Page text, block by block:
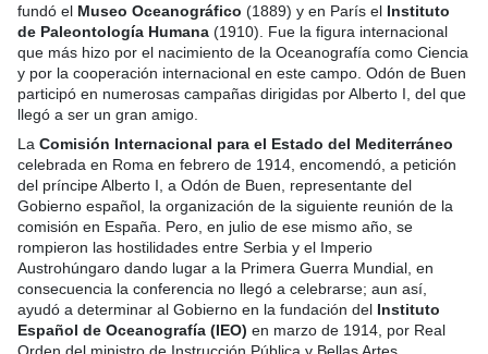
fundó el Museo Oceanográfico (1889) y en París el Instituto
de Paleontología Humana (1910). Fue la figura internacional
que más hizo por el nacimiento de la Oceanografía como Ciencia
y por la cooperación internacional en este campo. Odón de Buen
participó en numerosas campañas dirigidas por Alberto I, del que
llegó a ser un gran amigo.
La Comisión Internacional para el Estado del Mediterráneo
celebrada en Roma en febrero de 1914, encomendó, a petición
del príncipe Alberto I, a Odón de Buen, representante del
Gobierno español, la organización de la siguiente reunión de la
comisión en España. Pero, en julio de ese mismo año, se
rompieron las hostilidades entre Serbia y el Imperio
Austrohúngaro dando lugar a la Primera Guerra Mundial, en
consecuencia la conferencia no llegó a celebrarse; aun así,
ayudó a determinar al Gobierno en la fundación del Instituto
Español de Oceanografía (IEO) en marzo de 1914, por Real
Orden del ministro de Instrucción Pública y Bellas Artes